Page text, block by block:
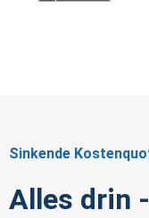
Sinkende
Alles drin